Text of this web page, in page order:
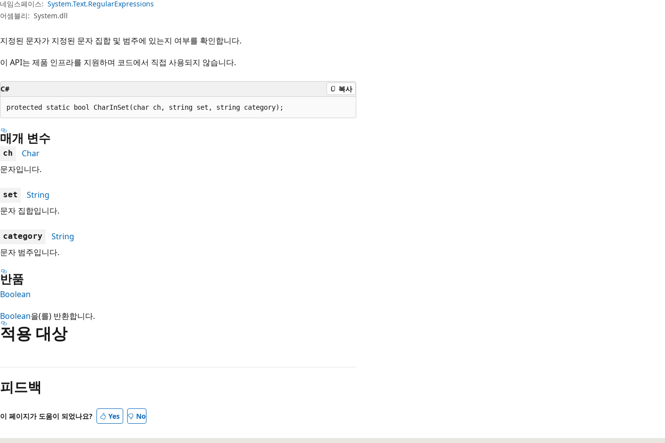
네임스페이스: System.Text.RegularExpressions
어셈블리: System.dll
지정된 문자가 지정된 문자 집합 및 범주에 있는지 여부를 확인합니다.
이 API는 제품 인프라를 지원하며 코드에서 직접 사용되지 않습니다.
C# 복사
protected static bool CharInSet(char ch, string set, string category);
매개 변수
ch
Char
문자입니다.
set
String
문자 집합입니다.
category
String
문자 범주입니다.
반품
Boolean
Boolean을(를) 반환합니다.
적용 대상
기
모
사
안
피드백
이 페이지가 도움이 되었나요? Yes No